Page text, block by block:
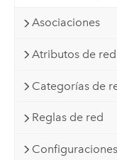
Asociaciones
Atributos de red
Categorías de
Reglas de red